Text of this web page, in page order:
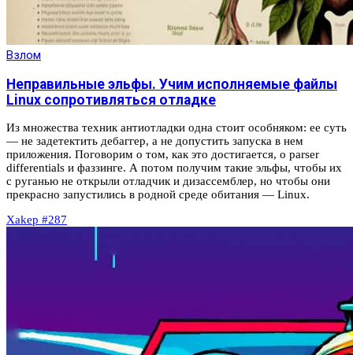
Взлом
Неправильные эльфы. Учим исполняемые файлы
Linux сопротивляться отладке
Из множества техник антиотладки одна стоит особняком: ее суть
— не задетектить дебаггер, а не допустить запуска в нем
приложения. Поговорим о том, как это достигается, о parser
differentials и фаззинге. А потом получим такие эльфы, чтобы их
с руганью не открыли отладчик и дизассемблер, но чтобы они
прекрасно запустились в родной среде обитания — Linux.
Xakep #287